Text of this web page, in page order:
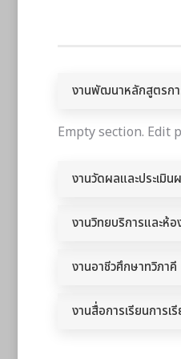
งานพัฒนาหลักสูตรกา
Empty section. Edit
งานวัดผลและประเมิน
งานวิทยบริการและห้
งานอาชีวศึกษาทวิภาคี
งานสื่อการเรียนการเ